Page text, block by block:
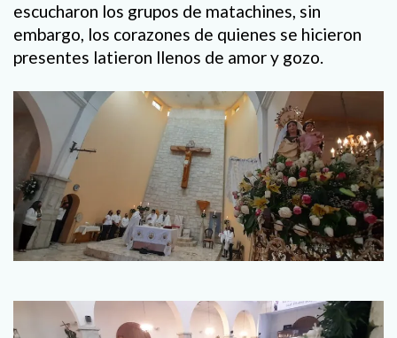
escucharon los grupos de matachines, sin
embargo, los corazones de quienes se hicieron
presentes latieron llenos de amor y gozo.